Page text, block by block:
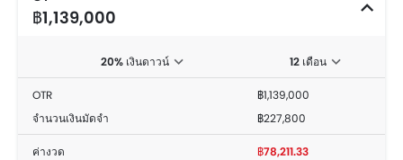
฿1,139,000
20% เงินดาวน์ 12 เดือน
OTR
฿1,139,000
จำนวนเงินมัดจำ
฿227,800
ค่างวด
฿78,211.33